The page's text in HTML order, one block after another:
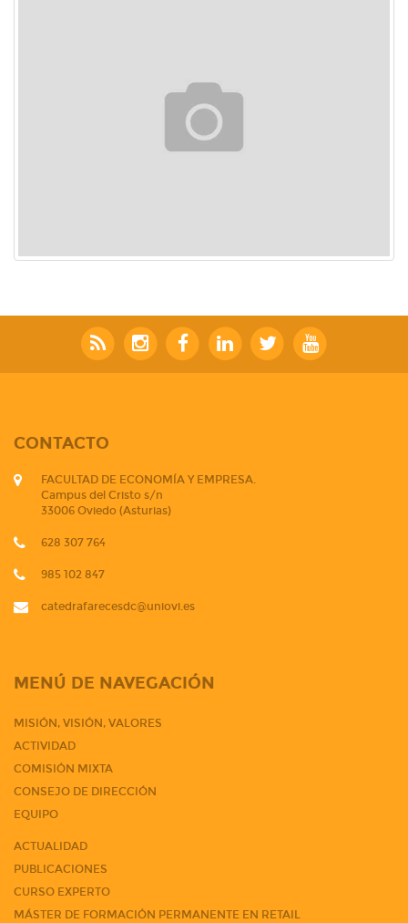
CONTACTO
FACULTAD DE ECONOMÍA Y EMPRESA.
Campus del Cristo s/n
33006 Oviedo (Asturias)
628 307 764
985 102 847
catedrafarecesdc@uniovi.es
MENÚ DE NAVEGACIÓN
MISIÓN, VISIÓN, VALORES
ACTIVIDAD
COMISIÓN MIXTA
CONSEJO DE DIRECCIÓN
EQUIPO
ACTUALIDAD
PUBLICACIONES
CURSO EXPERTO
MÁSTER DE FORMACIÓN PERMANENTE EN RETAIL